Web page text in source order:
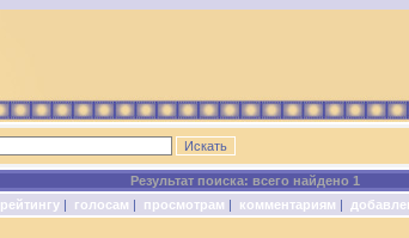
Результат поиска: всего найдено 1
рейтингу | голосам | просмотрам | комментариям |